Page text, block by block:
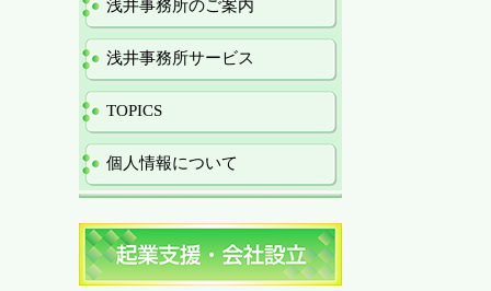
浅井事務所のご案内
浅井事務所サービス
TOPICS
個人情報について